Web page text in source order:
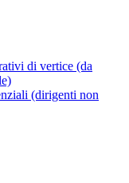
di vertice (da
(dirigenti non